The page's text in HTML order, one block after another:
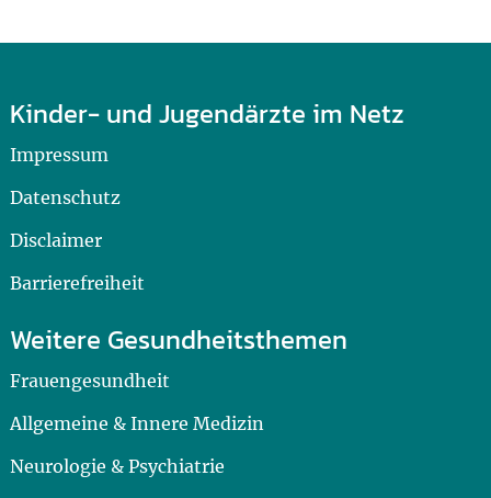
Kinder- und Jugendärzte im Netz
Impressum
Datenschutz
Disclaimer
Barrierefreiheit
Weitere Gesundheitsthemen
Frauengesundheit
Allgemeine & Innere Medizin
Neurologie & Psychiatrie